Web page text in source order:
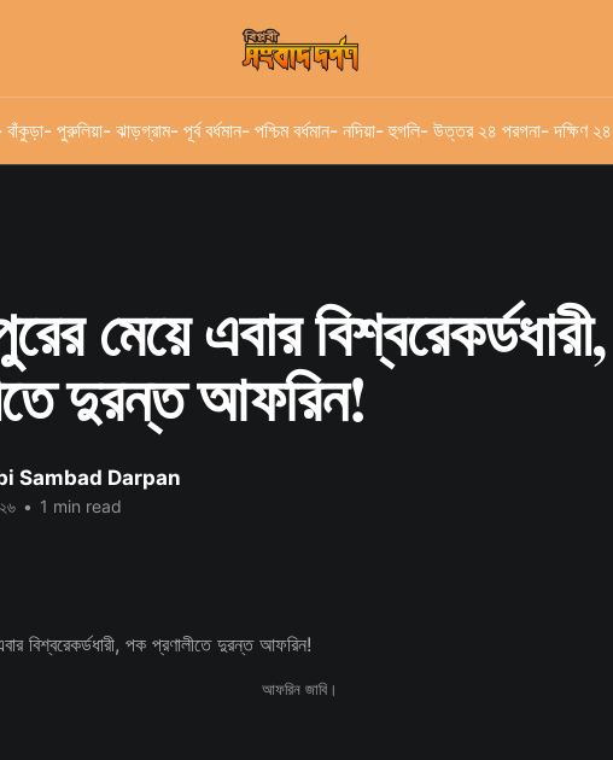
- পুরুলিয়া- ঝাড়গ্রাম- পূর্ব বর্ধমান- পশ্চিম বর্ধমান- নদিয়া- হুগলি- উত্তর ২৪ পরগনা- দক্ষিণ
মেয়ে এবার
দুরন্ত আফরিন!
Sambad Darpan
• 1 min read
আফরিন জাবি।